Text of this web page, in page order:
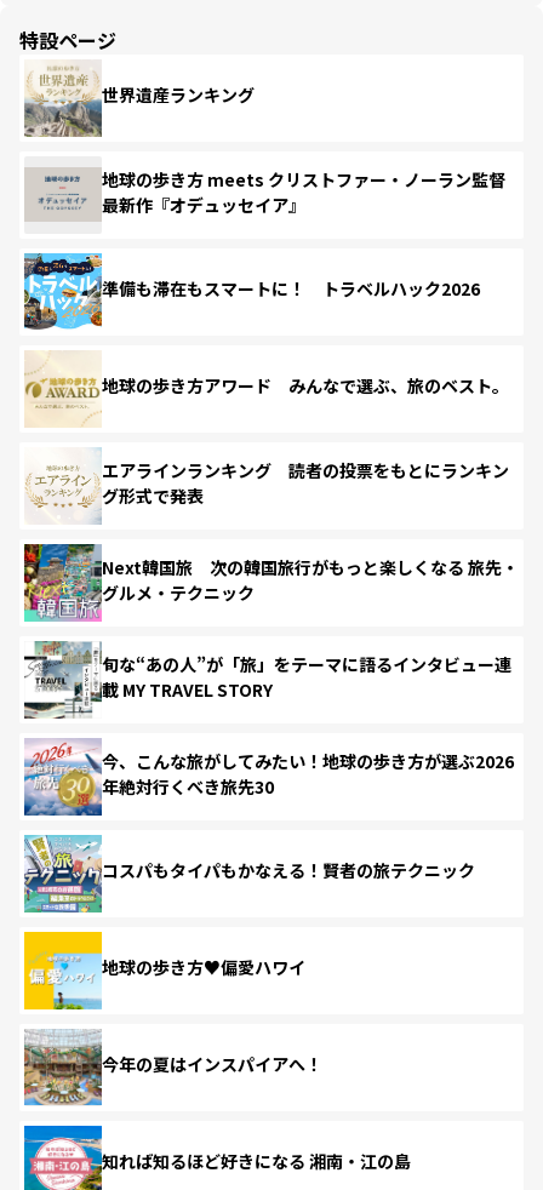
特設ページ
世界遺産ランキング
地球の歩き方 meets クリストファー・ノーラン監督
最新作『オデュッセイア』
準備も滞在もスマートに！ トラベルハック2026
地球の歩き方アワード みんなで選ぶ、旅のベスト。
エアラインランキング 読者の投票をもとにランキン
グ形式で発表
Next韓国旅 次の韓国旅行がもっと楽しくなる 旅先・
グルメ・テクニック
旬な“あの人”が「旅」をテーマに語るインタビュー連
載 MY TRAVEL STORY
今、こんな旅がしてみたい！地球の歩き方が選ぶ2026
年絶対行くべき旅先30
コスパもタイパもかなえる！賢者の旅テクニック
地球の歩き方♥偏愛ハワイ
今年の夏はインスパイアへ！
知れば知るほど好きになる 湘南・江の島